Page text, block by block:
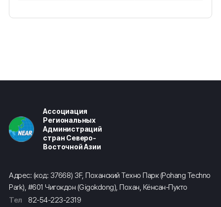
Ассоциация
Региональных
Администраций
стран Северо-
Восточной Азии
Адрес: (код: 37668) 3F, Поханский Техно Парк (Pohang Techno
Park), #601 Чигокдон (Gigokdong), Похан, Кёнсан-Пукто
Тел
82-54-223-2319